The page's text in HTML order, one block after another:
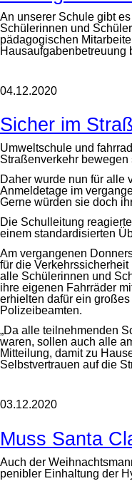
An unserer Schule gibt
Schülerinnen und
pädagogischen
Hausaufgabenbetreuung
04.12.2020
Sicher im
Umweltschule und
Straßenverkehr bewegen
Daher wurde nun für alle
Anmeldetage im
Gerne würden sie doch
Die Schulleitung
einem standardisierten
Am vergangenen
für die
alle Schülerinnen und
ihre eigenen Fahrräder
erhielten dafür ein
Polizeibeamten.
„Da alle teilnehmenden
waren, sollen auch alle
Mitteilung, damit zu
Selbstvertrauen auf die
03.12.2020
Muss Santa
Auch der
penibler Einhaltung der